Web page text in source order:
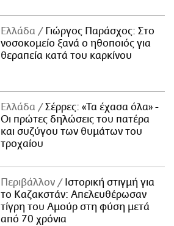
Ελλάδα
Γιώργος Παράσχος: Στο
νοσοκομείο ξανά ο ηθοποιός για
θεραπεία κατά του καρκίνου
Ελλάδα
Σέρρες: «Τα έχασα όλα» -
Οι πρώτες δηλώσεις του πατέρα
και συζύγου των θυμάτων του
τροχαίου
Περιβάλλον
Ιστορική στιγμή για
το Καζακστάν: Απελευθέρωσαν
τίγρη του Αμούρ στη φύση μετά
από 70 χρόνια